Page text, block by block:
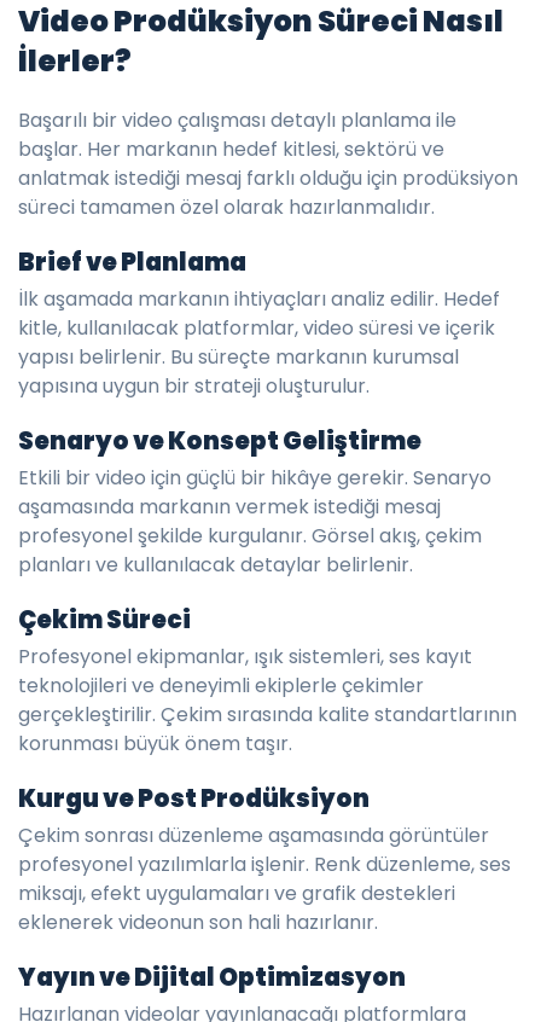
Video Prodüksiyon Süreci Nasıl
İlerler?
Başarılı bir video çalışması detaylı planlama ile
başlar. Her markanın hedef kitlesi, sektörü ve
anlatmak istediği mesaj farklı olduğu için prodüksiyon
süreci tamamen özel olarak hazırlanmalıdır.
Brief ve Planlama
İlk aşamada markanın ihtiyaçları analiz edilir. Hedef
kitle, kullanılacak platformlar, video süresi ve içerik
yapısı belirlenir. Bu süreçte markanın kurumsal
yapısına uygun bir strateji oluşturulur.
Senaryo ve Konsept Geliştirme
Etkili bir video için güçlü bir hikâye gerekir. Senaryo
aşamasında markanın vermek istediği mesaj
profesyonel şekilde kurgulanır. Görsel akış, çekim
planları ve kullanılacak detaylar belirlenir.
Çekim Süreci
Profesyonel ekipmanlar, ışık sistemleri, ses kayıt
teknolojileri ve deneyimli ekiplerle çekimler
gerçekleştirilir. Çekim sırasında kalite standartlarının
korunması büyük önem taşır.
Kurgu ve Post Prodüksiyon
Çekim sonrası düzenleme aşamasında görüntüler
profesyonel yazılımlarla işlenir. Renk düzenleme, ses
miksajı, efekt uygulamaları ve grafik destekleri
eklenerek videonun son hali hazırlanır.
Yayın ve Dijital Optimizasyon
Hazırlanan videolar yayınlanacağı platformlara